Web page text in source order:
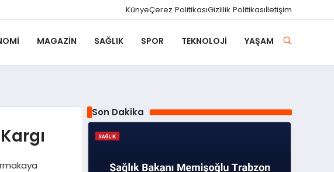
KünyeÇerez PolitikasıGizlilik Politikasıİletişim
MAGAZIN SAĞLIK SPOR TEKNOLOJI YAŞAM
Son Dakika